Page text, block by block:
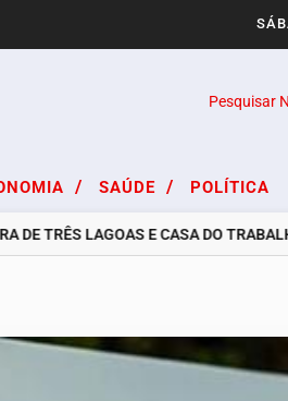
Pesquisar
/ SAÚDE / POLÍTICA
TRÊS LAGOAS E CASA DO